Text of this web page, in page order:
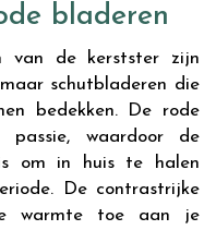
bladeren
van de kerstster zijn
schutbladeren die
bedekken. De rode
passie, waardoor de
om in huis te halen
De contrastrijke
warmte toe aan je